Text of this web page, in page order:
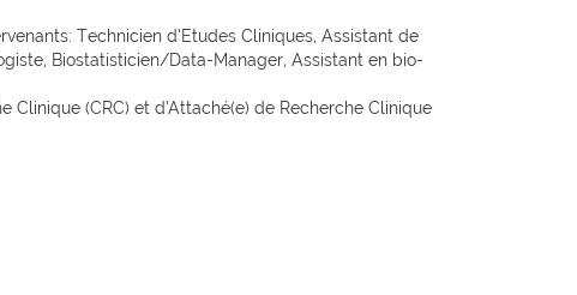
Technicien d’Etudes Cliniques, Assistant de
Biostatisticien/Data-Manager, Assistant en bio-
(CRC) et d’Attaché(e) de Recherche Clinique